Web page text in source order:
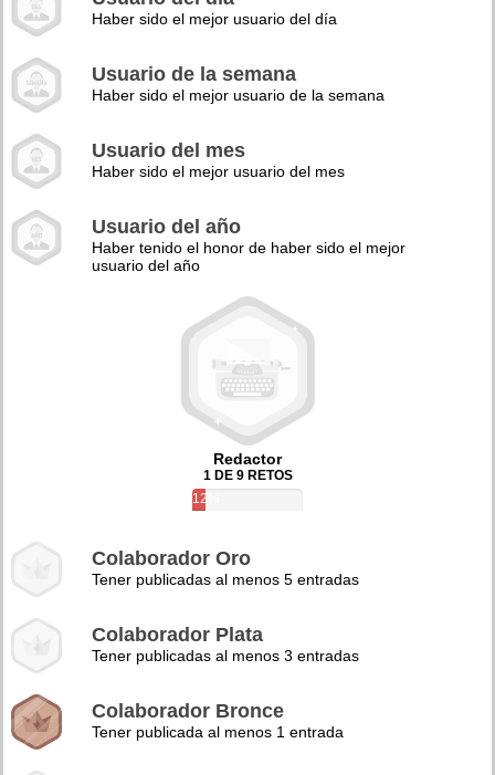
Haber sido el mejor usuario del día
Usuario de la semana
Haber sido el mejor usuario de la semana
Usuario del mes
Haber sido el mejor usuario del mes
Usuario del año
Haber tenido el honor de haber sido el mejor
usuario del año
Redactor
1 DE 9 RETOS
12%
Colaborador Oro
Tener publicadas al menos 5 entradas
Colaborador Plata
Tener publicadas al menos 3 entradas
Colaborador Bronce
Tener publicada al menos 1 entrada